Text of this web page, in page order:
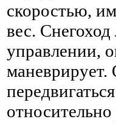
скоростью,
вес. Снегоход
управлении,